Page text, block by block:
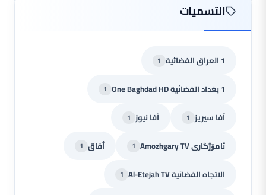
التسميات
1 العراق الفضائية 1
1 بغداد الفضائية One Baghdad HD 1
آفا سيريز 1 آفا نيوز 1
ئامۆژگاری Amozhgary TV 1 أفاق 1
الاتجاه الفضائية Al-Etejah TV 1